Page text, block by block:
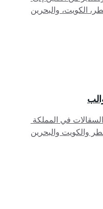
الكويت، والبحرين
في المملكة
والكويت والبحرين